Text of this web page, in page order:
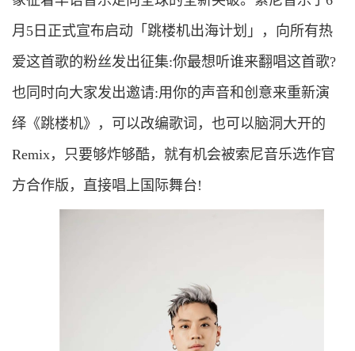
月5日正式宣布启动「跳楼机出海计划」，向所有热
爱这首歌的粉丝发出征集:你最想听谁来翻唱这首歌?
也同时向大家发出邀请:用你的声音和创意来重新演
绎《跳楼机》，可以改编歌词，也可以脑洞大开的
Remix，只要够炸够酷，就有机会被索尼音乐选作官
方合作版，直接唱上国际舞台!